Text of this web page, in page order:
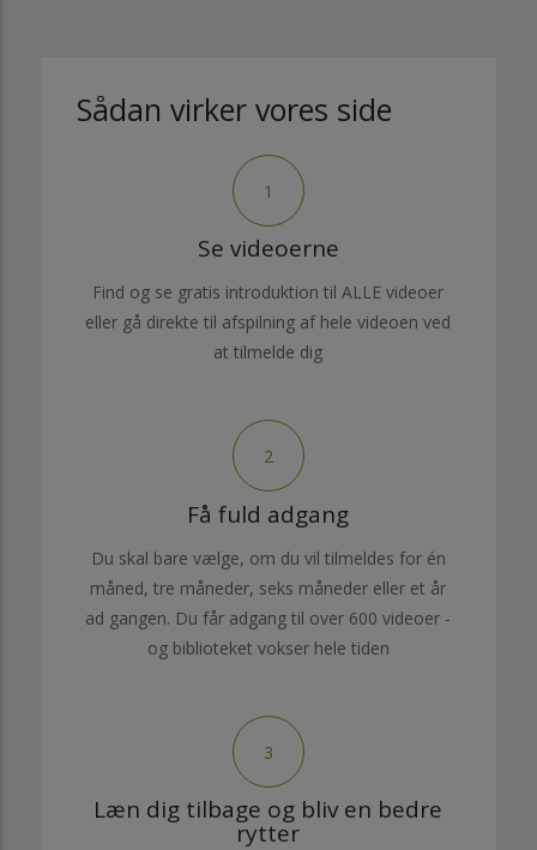
Sådan virker vores side
1
Se videoerne
Find og se gratis introduktion til ALLE videoer
eller gå direkte til afspilning af hele videoen ved
at tilmelde dig
2
Få fuld adgang
Du skal bare vælge, om du vil tilmeldes for én
måned, tre måneder, seks måneder eller et år
ad gangen. Du får adgang til over 600 videoer -
og biblioteket vokser hele tiden
3
Læn dig tilbage og bliv en bedre
rytter